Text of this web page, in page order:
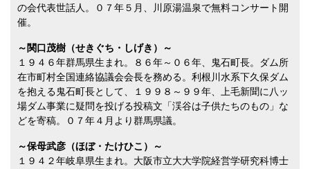
の会代表世話人。０７年５月、川原湯温泉で無料コンサート開
催。
～関口茂樹（せきぐち・しげき）～
１９４６年群馬県生まれ。８６年～０６年、鬼石町長。ダム所
在市町村全国連絡協議会会長を務める。利根川水系下久保ダム
を抱える鬼石町長として、１９９８～９９年、上毛新聞に八ッ
場ダム事業に疑問を投げる投稿文「渓谷は子供たちのもの」な
どを寄稿。０７年４月より群馬県議。
～保母武彦（ほぼ・たけひこ）～
１９４２年岐阜県生まれ。大阪市立大大学院経営学研究科博士